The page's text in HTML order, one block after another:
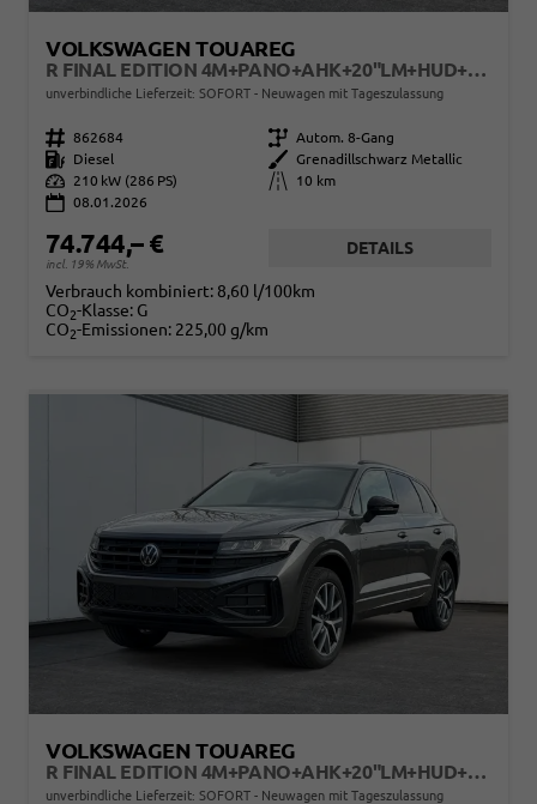
VOLKSWAGEN TOUAREG
R FINAL EDITION 4M+PANO+AHK+20"LM+HUD+IQ.-MATRIX-LED
unverbindliche Lieferzeit: SOFORT Neuwagen mit Tageszulassung
Fahrzeugnr. 862684 Getriebe Autom. 8-Gang
Kraftstoff
Diesel Außenfarbe
Grenadillschwarz Metallic
Leistung
210 kW (286 PS) Kilometerstand
10 km
08.01.2026
74.744,– €
incl. 19% MwSt.
DETAILS
Verbrauch kombiniert: 8,60 l/100km
CO2-Klasse: G
CO2-Emissionen: 225,00 g/km
VOLKSWAGEN TOUAREG
R FINAL EDITION 4M+PANO+AHK+20"LM+HUD+IQ.-MATRIX-LED
unverbindliche Lieferzeit: SOFORT Neuwagen mit Tageszulassung